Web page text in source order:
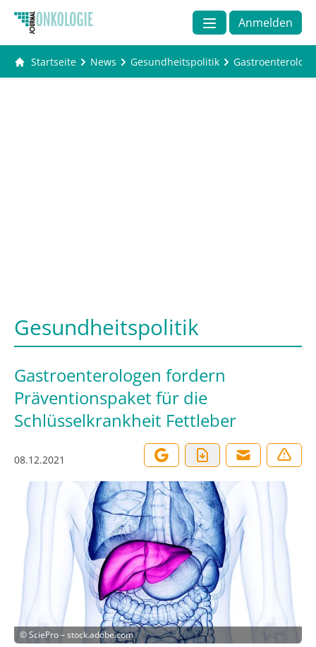
Anmelden
Startseite News Gesundheitspolitik
Gesundheitspolitik
Gastroenterologen fordern
Präventionspaket für die
Schlüsselkrankheit Fettleber
08.12.2021
©SciePro – stock.adobe.com